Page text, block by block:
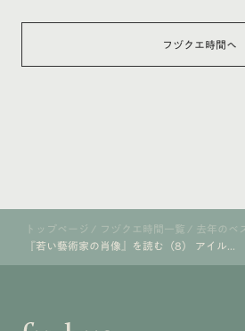
フヅクエ時間へ
トップページ / フヅクエ時間一覧 / 去年のベ
『若い藝術家の肖像』を読む（8） アイル...